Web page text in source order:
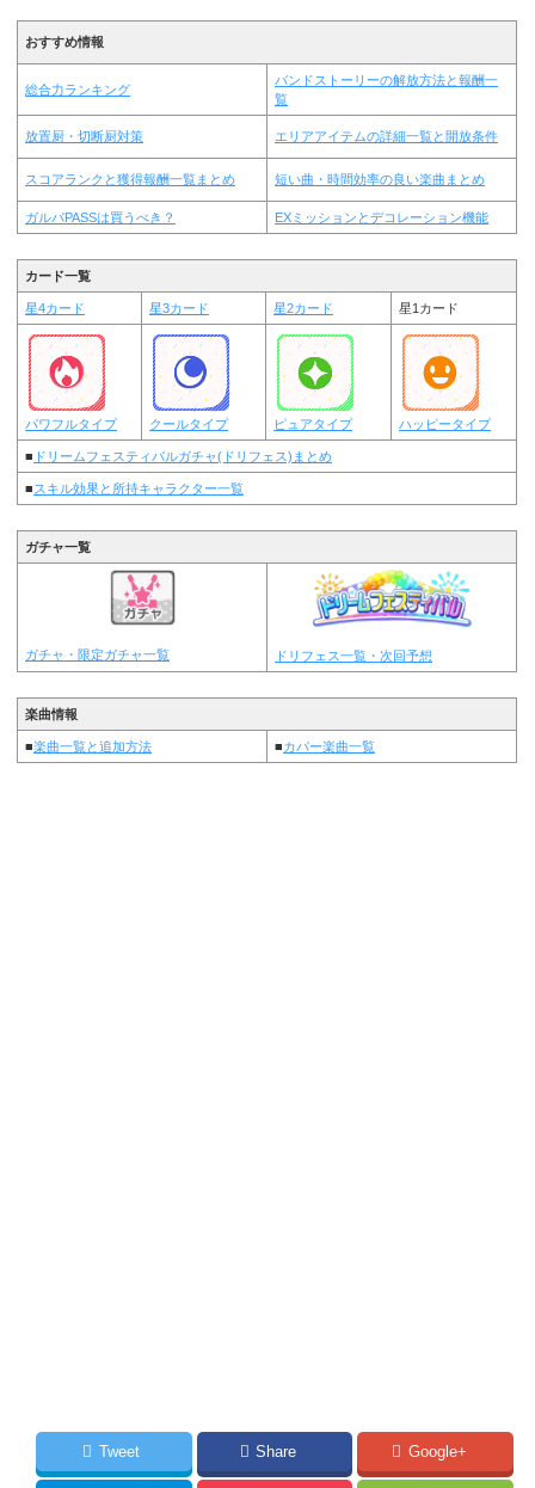
おすすめ情報
総合力ランキング
バンドストーリーの解放方法と報酬一
覧
放置厨・切断厨対策 エリアアイテムの詳細一覧と開放条件
スコアランクと獲得報酬一覧まとめ 短い曲・時間効率の良い楽曲まとめ
ガルパPASSは買うべき？ EXミッションとデコレーション機能
カード一覧
星4カード 星3カード 星2カード 星1カード
パワフルタイプ クールタイプ ピュアタイプ ハッピータイプ
■ ドリームフェスティバルガチャ(ドリフェス)まとめ
■スキル効果と所持キャラクター一覧
ガチャ一覧
ガチャ・限定ガチャ一覧 ドリフェス一覧・次回予想
楽曲情報
■楽曲一覧と追加方法 ■カバー楽曲一覧
Tweet Share Google+